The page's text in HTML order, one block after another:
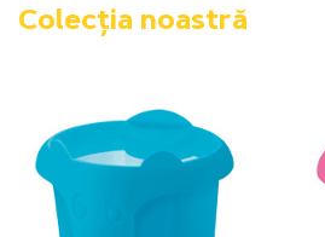
Colecția noastră